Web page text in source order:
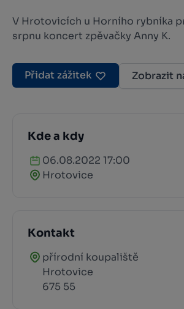
V Hrotovicích u Horního rybníka
srpnu koncert zpěvačky Anny K.
Přidat zážitek Zobrazit
Kde a kdy
06.08.2022 17:00
Hrotovice
Kontakt
přírodní koupaliště
Hrotovice
675 55